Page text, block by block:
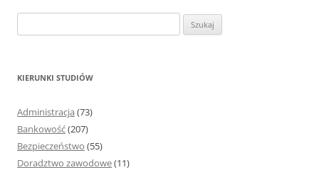
z
KIERUNKI STUDIÓW
Administracja (73)
Bankowość(207)
Bezpieczeństwo (55)
Doradztwo zawodowe(11)